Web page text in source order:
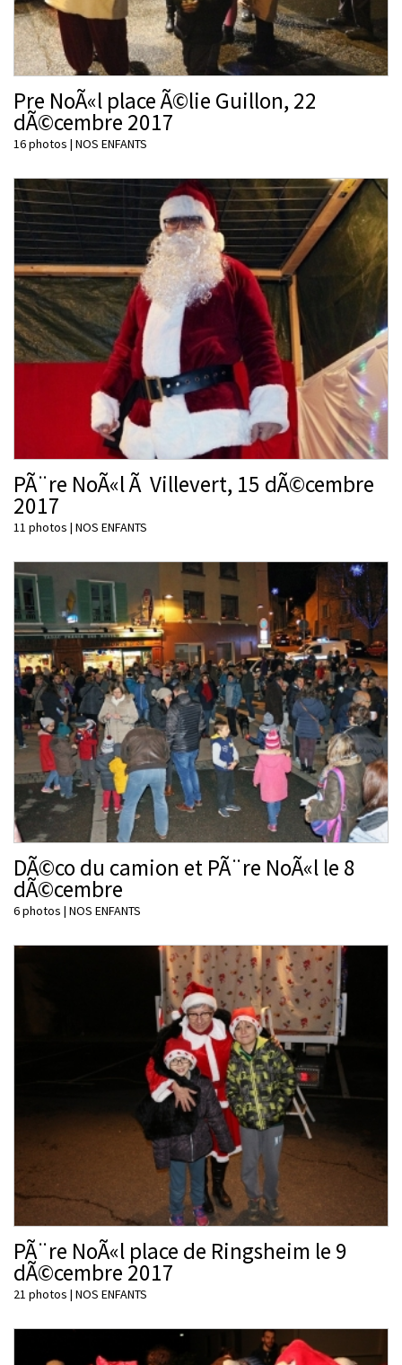
Pre NoÃ«l place Ã©lie Guillon, 22
dÃ©cembre 2017
16 photos | NOS ENFANTS
PÃ¨re NoÃ«l Ã Villevert, 15 dÃ©cembre
2017
11 photos | NOS ENFANTS
DÃ©co du camion et PÃ¨re NoÃ«l le 8
dÃ©cembre
6 photos | NOS ENFANTS
PÃ¨re NoÃ«l place de Ringsheim le 9
dÃ©cembre 2017
21 photos | NOS ENFANTS